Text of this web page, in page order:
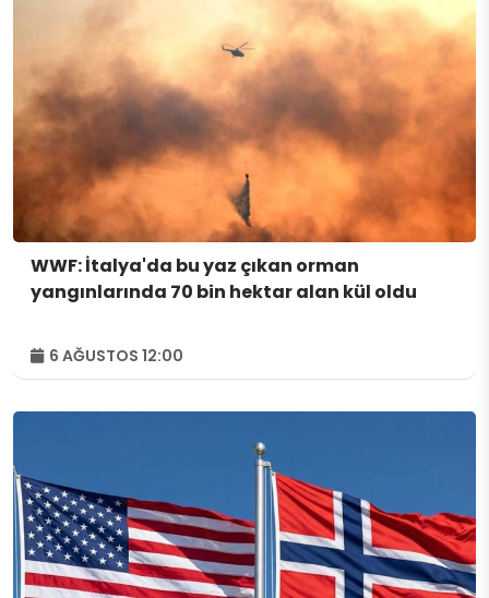
WWF: İtalya'da bu yaz çıkan orman
yangınlarında 70 bin hektar alan kül oldu
6 AĞUSTOS 12:00